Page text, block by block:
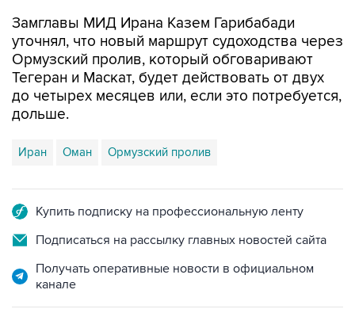
Замглавы МИД Ирана Казем Гарибабади
уточнял, что новый маршрут судоходства через
Ормузский пролив, который обговаривают
Тегеран и Маскат, будет действовать от двух
до четырех месяцев или, если это потребуется,
дольше.
Иран Оман Ормузский пролив
Купить подписку на профессиональную ленту
Подписаться на рассылку главных новостей сайта
Получать оперативные новости в официальном
канале